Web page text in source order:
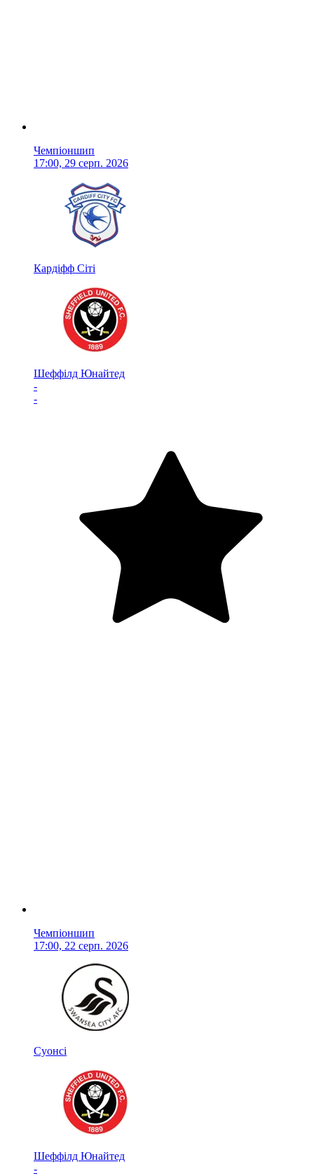
Чемпіоншип
17:00, 29 серп. 2026
Кардіфф Сіті
Шеффілд Юнайтед
-
-
Чемпіоншип
17:00, 22 серп. 2026
Суонсі
Шеффілд Юнайтед
-